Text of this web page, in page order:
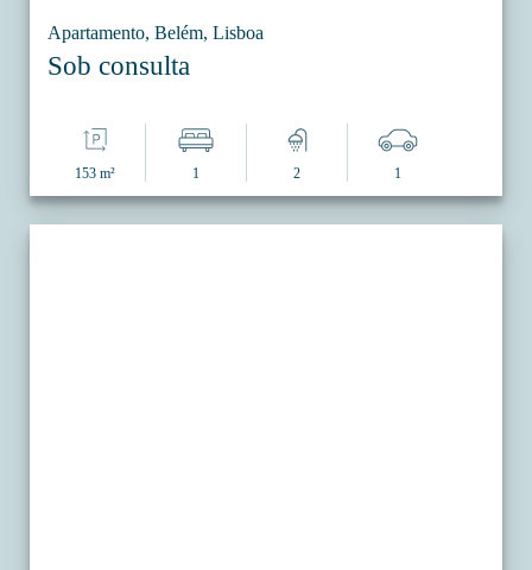
Apartamento, Belém, Lisboa
Sob consulta
153 m² 1 2 1